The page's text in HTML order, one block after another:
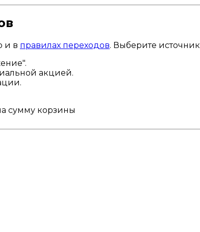
и в правилах переходов. Выберите источник
акцией.
сумму корзины